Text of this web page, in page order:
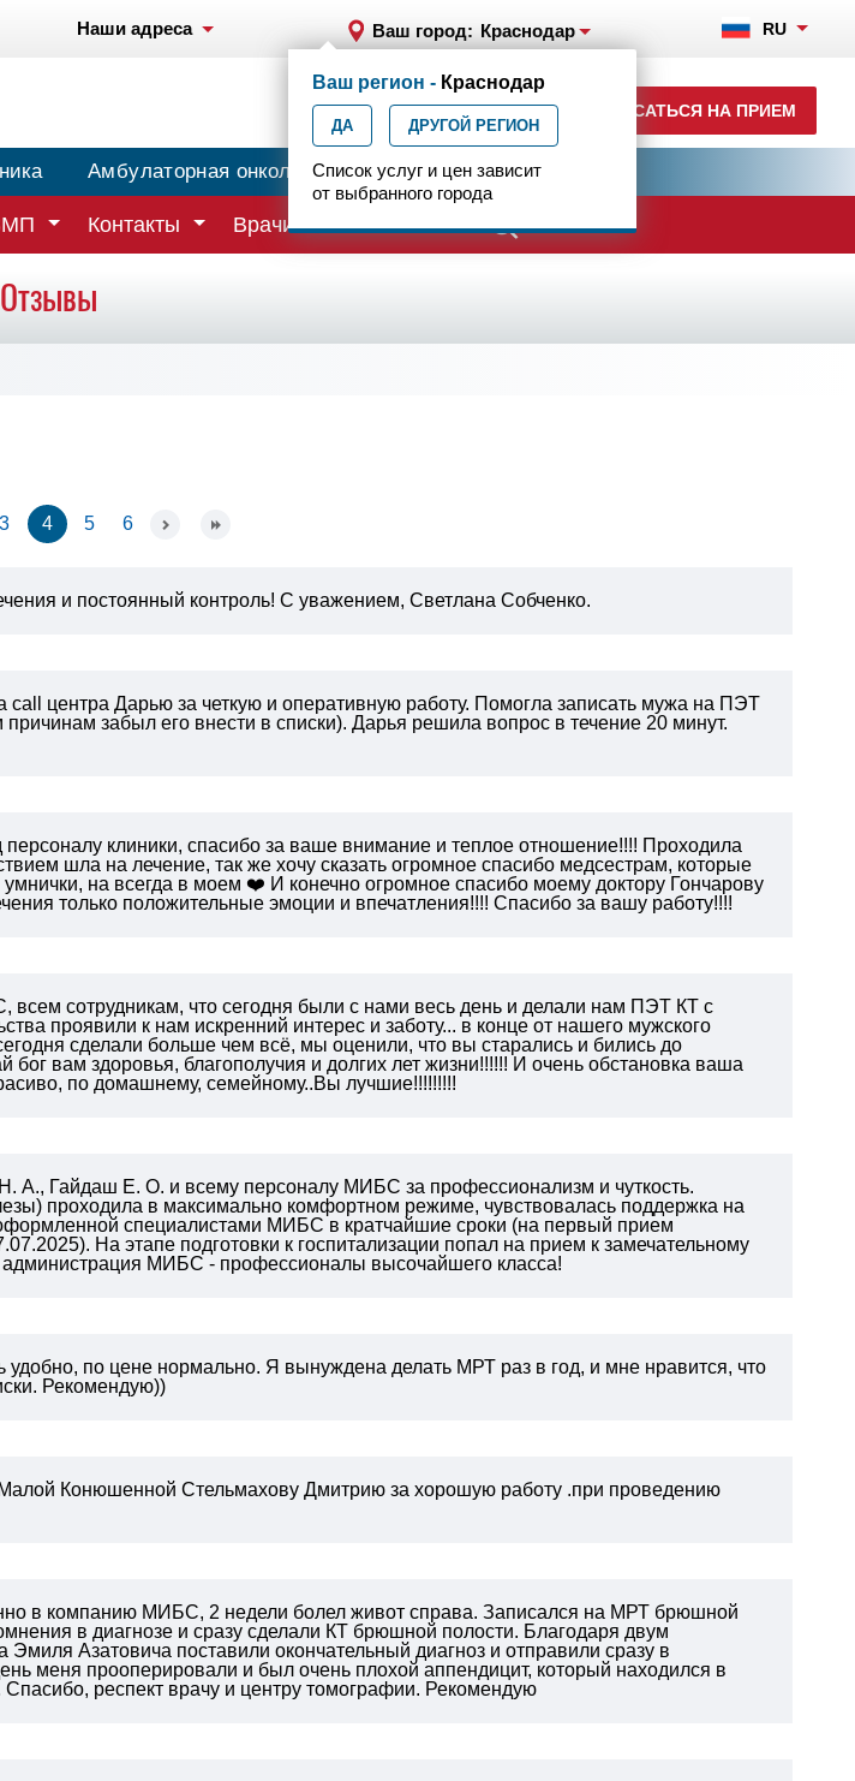
Наши адреса Ваш город: Краснодар RU
+7 (861) 200-83-22
ежедн. 8.00-00.00
ЗАПИСАТЬСЯ НА ПРИЕМ
Ваш регион - Краснодар
ДА ДРУГОЙ РЕГИОН
Список услуг и цен зависит
от выбранного города
Амбулаторная онкология Центр эпилептологии
Контакты Врачи
Отзывы
3 4 5 6
и постоянный контроль! С уважением, Светлана Собченко.
центра Дарью за четкую и оперативную работу. Помогла записать мужа на ПЭТ
забыл его внести в списки). Дарья решила вопрос в течение 20 минут.
персоналу клиники, спасибо за ваше внимание и теплое отношение!!!! Проходила
шла на лечение, так же хочу сказать огромное спасибо медсестрам, которые
на всегда в моем ❤️ И конечно огромное спасибо моему доктору Гончарову
только положительные эмоции и впечатления!!!! Спасибо за вашу работу!!!!
сотрудникам, что сегодня были с нами весь день и делали нам ПЭТ КТ с
проявили к нам искренний интерес и заботу... в конце от нашего мужского
сделали больше чем всё, мы оценили, что вы старались и бились до
бог вам здоровья, благополучия и долгих лет жизни!!!!!! И очень обстановка ваша
по домашнему, семейному..Вы лучшие!!!!!!!!!
А., Гайдаш Е. О. и всему персоналу МИБС за профессионализм и чуткость.
проходила в максимально комфортном режиме, чувствовалась поддержка на
специалистами МИБС в кратчайшие сроки (на первый прием
На этапе подготовки к госпитализации попал на прием к замечательному
МИБС - профессионалы высочайшего класса!
по цене нормально. Я вынуждена делать МРТ раз в год, и мне нравится, что
Рекомендую))
Конюшенной Стельмахову Дмитрию за хорошую работу .при проведению
в компанию МИБС, 2 недели болел живот справа. Записался на МРТ брюшной
в диагнозе и сразу сделали КТ брюшной полости. Благодаря двум
Азатовича поставили окончательный диагноз и отправили сразу в
меня прооперировали и был очень плохой аппендицит, который находился в
респект врачу и центру томографии. Рекомендую